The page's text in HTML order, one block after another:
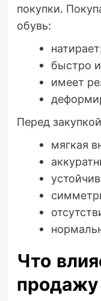
покупки.
обувь:
быстро
имеет
Перед
мягкая
Что
продажу